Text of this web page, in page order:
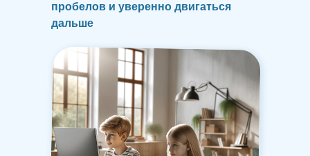
пробелов и уверенно двигаться
дальше